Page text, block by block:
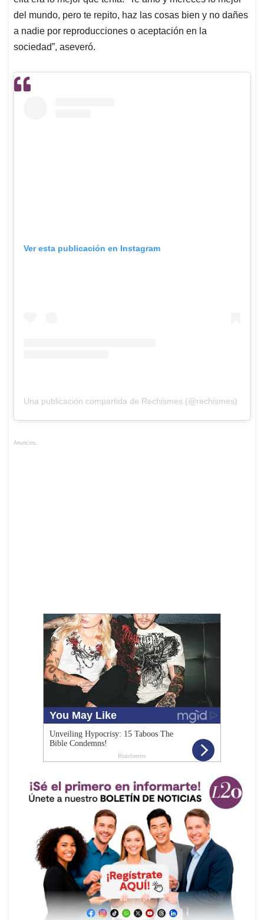
del mundo, pero te repito, haz las cosas bien y no dañes
a nadie por reproducciones o aceptación en la
sociedad”, aseveró.
Ver esta publicación en Instagram
Una publicación compartida de Rechismes (@rechismes)
Anuncios.